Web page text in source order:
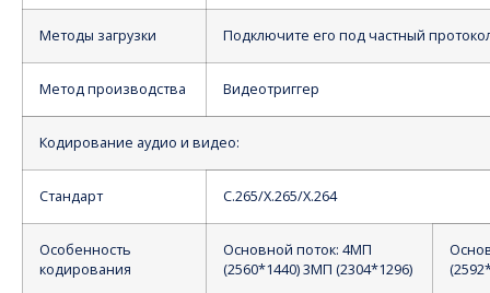
Методы загрузки Подключите его под частный
Метод производства Видеотриггер
Кодирование аудио и видео:
Стандарт С.265/Х.265/Х.264
Особенность
кодирования
Основной поток: 4МП
(2560*1440) 3МП (2304*1296)